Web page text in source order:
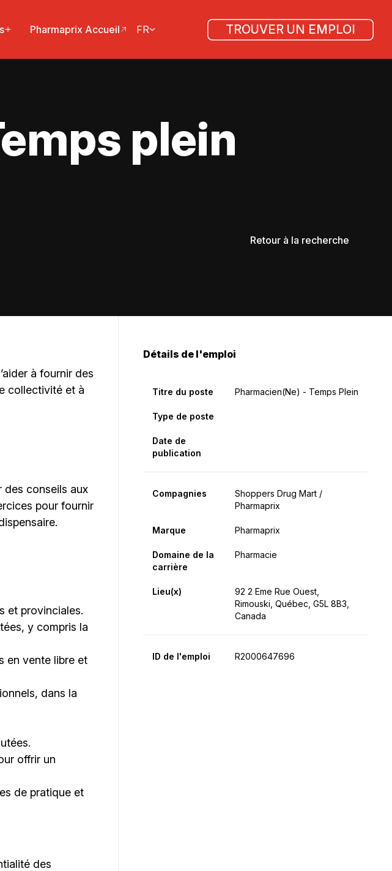
Pharmaprix Accueil FR TROUVER UN EMPLOI
plein
Retour à la recherche
à fournir des
collectivité et à
des conseils aux
pour fournir
et provinciales.
y compris la
en vente libre et
dans la
offrir un
de pratique et
des
Détails de l'emploi
Titre du poste Pharmacien(ne) - Temps Plein
Type de poste
Date de
publication
Compagnies
Shoppers Drug Mart /
Pharmaprix
Marque Pharmaprix
Domaine de la
carrière
Pharmacie
Lieu(x)
92 2 Eme Rue Ouest,
Rimouski, Québec, G5L 8B3,
Canada
ID de l'emploi R2000647696